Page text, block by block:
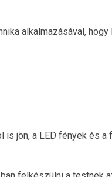
alkalmazásával, hogy
is jön, a LED fények és a